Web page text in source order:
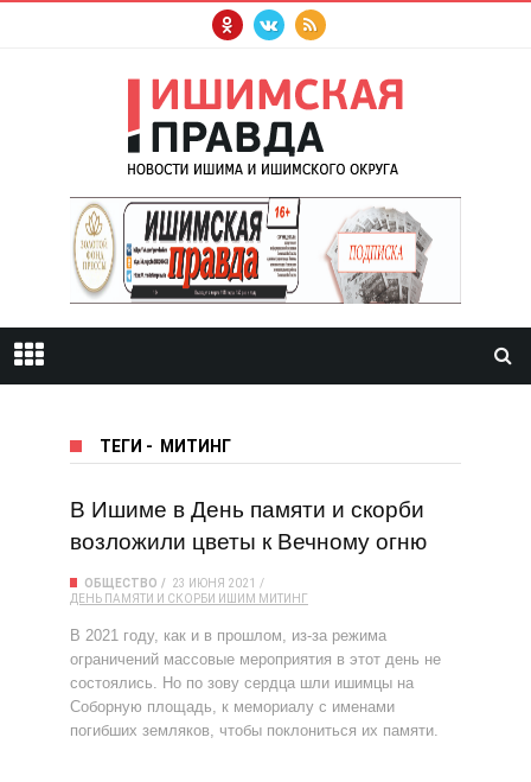
ТЕГИ - МИТИНГ
В Ишиме в День памяти и скорби
возложили цветы к Вечному огню
ОБЩЕСТВО
23 ИЮНЯ 2021
ДЕНЬ ПАМЯТИ И СКОРБИ ИШИМ МИТИНГ
В 2021 году, как и в прошлом, из-за режима
ограничений массовые мероприятия в этот день не
состоялись. Но по зову сердца шли ишимцы на
Соборную площадь, к мемориалу с именами
погибших земляков, чтобы поклониться их памяти.